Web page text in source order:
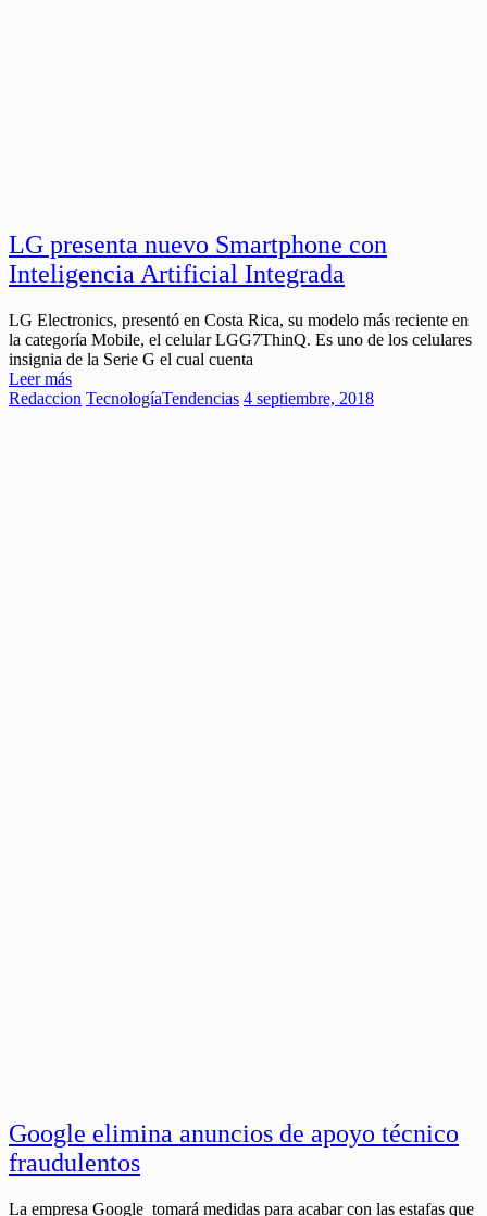
LG presenta nuevo Smartphone con
Inteligencia Artificial Integrada
LG Electronics, presentó en Costa Rica, su modelo más reciente en
la categoría Mobile, el celular LGG7ThinQ. Es uno de los celulares
insignia de la Serie G el cual cuenta
Leer más
Redaccion TecnologíaTendencias 4 septiembre, 2018
Google elimina anuncios de apoyo técnico
fraudulentos
La empresa Google tomará medidas para acabar con las estafas que